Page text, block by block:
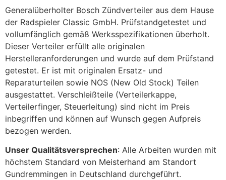
Generalüberholter Bosch Zündverteiler aus dem Hause
der Radspieler Classic GmbH. Prüfstandgetestet und
vollumfänglich gemäß Werksspezifikationen überholt.
Dieser Verteiler erfüllt alle originalen
Herstelleranforderungen und wurde auf dem Prüfstand
getestet. Er ist mit originalen Ersatz- und
Reparaturteilen sowie NOS (New Old Stock) Teilen
ausgestattet. Verschleißteile (Verteilerkappe,
Verteilerfinger, Steuerleitung) sind nicht im Preis
inbegriffen und können auf Wunsch gegen Aufpreis
bezogen werden.
Unser Qualitätsversprechen: Alle Arbeiten wurden mit
höchstem Standard von Meisterhand am Standort
Gundremmingen in Deutschland durchgeführt.